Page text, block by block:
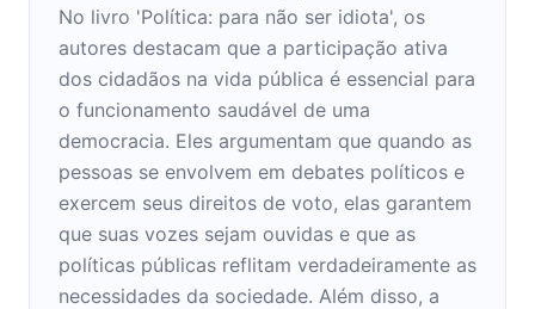
No livro 'Política: para não ser idiota', os
autores destacam que a participação ativa
dos cidadãos na vida pública é essencial para
o funcionamento saudável de uma
democracia. Eles argumentam que quando as
pessoas se envolvem em debates políticos e
exercem seus direitos de voto, elas garantem
que suas vozes sejam ouvidas e que as
políticas públicas reflitam verdadeiramente as
necessidades da sociedade. Além disso, a